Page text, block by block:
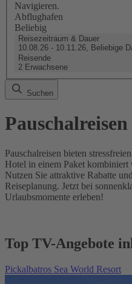
Navigieren.
Abflughafen
Beliebig
Reisezeitraum & Dauer
10.08.26 - 10.11.26, Beliebige
Reisende
2 Erwachsene
Suchen
Pauschalreisen bieten
Hotel in einem Paket kombiniert
Nutzen Sie attraktive Rabatte
Reiseplanung. Jetzt bei
Urlaubsmomente erleben!
Top TV-Angebote
Pickalbatros Sea World Resort